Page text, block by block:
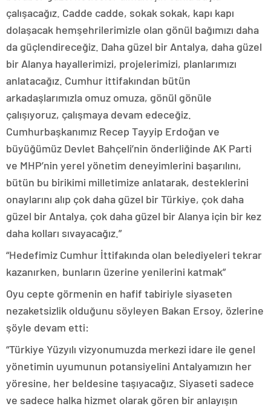
çalışacağız. Cadde cadde, sokak sokak, kapı kapı
dolaşacak hemşehrilerimizle olan gönül bağımızı daha
da güçlendireceğiz. Daha güzel bir Antalya, daha güzel
bir Alanya hayallerimizi, projelerimizi, planlarımızı
anlatacağız. Cumhur ittifakından bütün
arkadaşlarımızla omuz omuza, gönül gönüle
çalışıyoruz, çalışmaya devam edeceğiz.
Cumhurbaşkanımız Recep Tayyip Erdoğan ve
büyüğümüz Devlet Bahçeli’nin önderliğinde AK Parti
ve MHP’nin yerel yönetim deneyimlerini başarılını,
bütün bu birikimi milletimize anlatarak, desteklerini
onaylarını alıp çok daha güzel bir Türkiye, çok daha
güzel bir Antalya, çok daha güzel bir Alanya için bir kez
daha kolları sıvayacağız.”
“Hedefimiz Cumhur İttifakında olan belediyeleri tekrar
kazanırken, bunların üzerine yenilerini katmak”
Oyu cepte görmenin en hafif tabiriyle siyaseten
nezaketsizlik olduğunu söyleyen Bakan Ersoy, özlerine
şöyle devam etti:
“Türkiye Yüzyılı vizyonumuzda merkezi idare ile genel
yönetimin uyumunun potansiyelini Antalyamızın her
yöresine, her beldesine taşıyacağız. Siyaseti sadece
ve sadece halka hizmet olarak gören bir anlayışın